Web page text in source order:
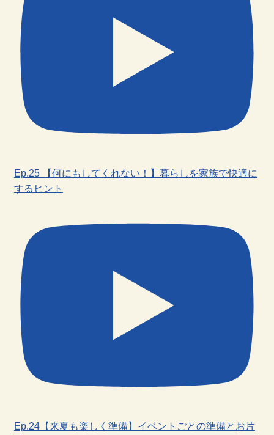
Ep.25 【何にもしてくれない！】暮らしを家族で快適に
するヒント
Ep.24【来夏も楽しく準備】イベントごとの準備とお片